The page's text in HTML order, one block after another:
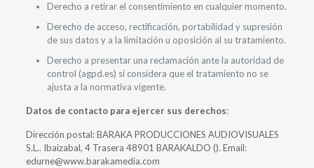
Derecho a retirar el consentimiento en cualquier momento.
Derecho de acceso, rectificación, portabilidad y supresión
de sus datos y a la limitación u oposición al su tratamiento.
Derecho a presentar una reclamación ante la autoridad de
control (agpd.es) si considera que el tratamiento no se
ajusta a la normativa vigente.
Datos de contacto para ejercer sus derechos:
Dirección postal: BARAKA PRODUCCIONES AUDIOVISUALES
S.L.. Ibaizabal, 4 Trasera 48901 BARAKALDO (). Email:
edurne@www.barakamedia.com